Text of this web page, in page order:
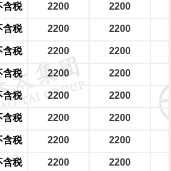
含税 2200 2200
含税 2200 2200
含税 2200 2200
含税 2200 2200
含税 2200 2200
含税 2200 2200
含税 2200 2200
含税 2200 2200